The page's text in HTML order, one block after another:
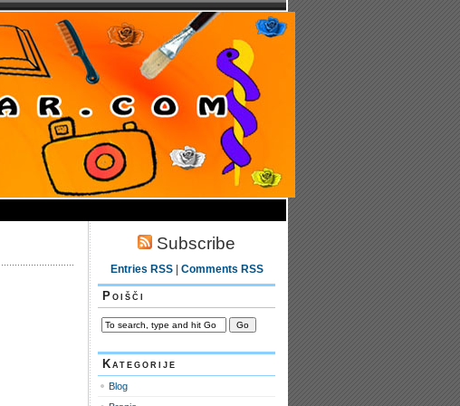
Subscribe
Entries RSS| Comments RSS
Poišči
Kategorije
Blog